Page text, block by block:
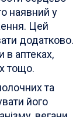
наявний у
Цей
додатково.
в аптеках,
тощо.
та
його